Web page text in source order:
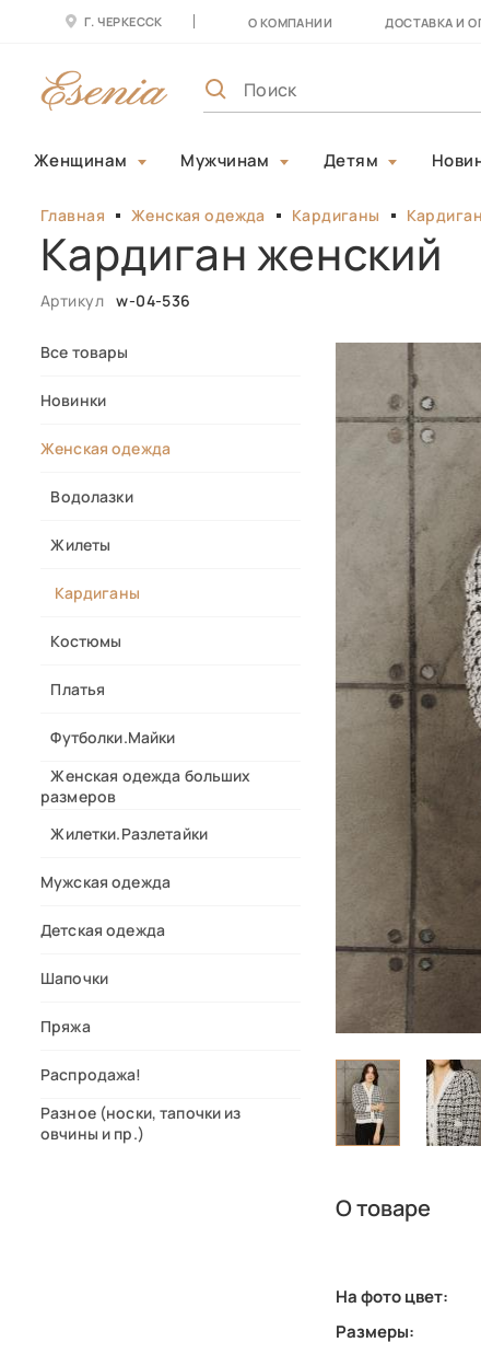
Г. ЧЕРКЕССК О КОМПАНИИ ДОСТАВКА И
Женщинам Мужчинам Детям
Главная Женская одежда Кардиганы
Кардиган женский
Артикул w-04-536
Все товары
Новинки
Женская одежда
Водолазки
Жилеты
Кардиганы
Костюмы
Платья
Футболки.Майки
Женская одежда больших
размеров
Жилетки.Разлетайки
Мужская одежда
Детская одежда
Шапочки
Пряжа
Распродажа!
Разное (носки, тапочки из
овчины и пр.)
О товаре
На фото цвет:
Размеры: